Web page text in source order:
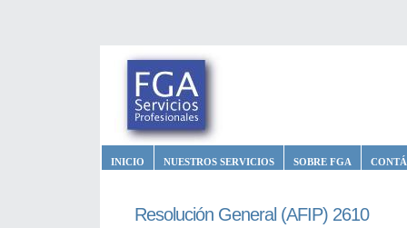
INICIO NUESTROS SERVICIOS SOBRE FGA
Resolución General (AFIP) 2610